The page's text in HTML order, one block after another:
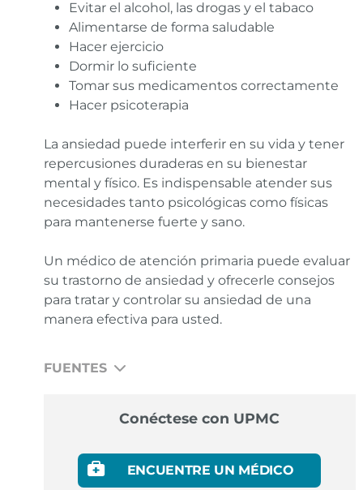
Evitar el alcohol, las drogas y el tabaco
Alimentarse de forma saludable
Hacer ejercicio
Dormir lo suficiente
Tomar sus medicamentos correctamente
Hacer psicoterapia
La ansiedad puede interferir en su vida y tener
repercusiones duraderas en su bienestar
mental y físico. Es indispensable atender sus
necesidades tanto psicológicas como físicas
para mantenerse fuerte y sano.
Un médico de atención primaria puede evaluar
su trastorno de ansiedad y ofrecerle consejos
para tratar y controlar su ansiedad de una
manera efectiva para usted.
FUENTES
Conéctese con UPMC
ENCUENTRE UN MÉDICO